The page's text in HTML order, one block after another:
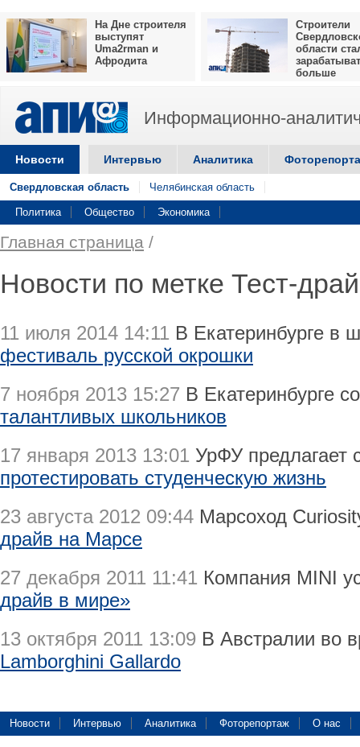
На Дне строителя
выступят
Uma2rman и
Афродита
Строители
области
больше
Информационно-
Новости Интервью Аналитика
Свердловская область Челябинская область
Политика Общество Экономика
Главная страница /
Новости по метке Тест-
11 июля 2014 14:11 В Екатеринбурге в
фестиваль русской окрошки
7 ноября 2013 15:27 В Екатеринбурге
талантливых школьников
17 января 2013 13:01 УрФУ предлагает
протестировать студенческую жизнь
23 августа 2012 09:44 Марсоход
драйв на Марсе
27 декабря 2011 11:41 Компания MINI
драйв в мире»
13 октября 2011 13:09 В Австралии во
Lamborghini Gallardo
Новости Интервью Аналитика Фоторепортаж О нас